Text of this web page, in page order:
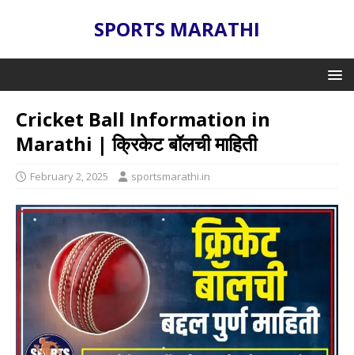
SPORTS MARATHI
Cricket Ball Information in
Marathi | क्रिकेट बॉलची माहिती
February 2, 2025 sportsmarathi.in